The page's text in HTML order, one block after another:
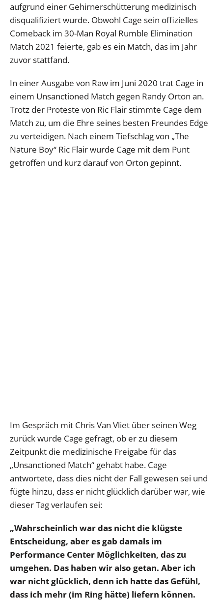
aufgrund einer Gehirnerschütterung medizinisch
disqualifiziert wurde. Obwohl Cage sein offizielles
Comeback im 30-Man Royal Rumble Elimination
Match 2021 feierte, gab es ein Match, das im Jahr
zuvor stattfand.
In einer Ausgabe von Raw im Juni 2020 trat Cage in
einem Unsanctioned Match gegen Randy Orton an.
Trotz der Proteste von Ric Flair stimmte Cage dem
Match zu, um die Ehre seines besten Freundes Edge
zu verteidigen. Nach einem Tiefschlag von „The
Nature Boy“ Ric Flair wurde Cage mit dem Punt
getroffen und kurz darauf von Orton gepinnt.
Im Gespräch mit Chris Van Vliet über seinen Weg
zurück wurde Cage gefragt, ob er zu diesem
Zeitpunkt die medizinische Freigabe für das
„Unsanctioned Match“ gehabt habe. Cage
antwortete, dass dies nicht der Fall gewesen sei und
fügte hinzu, dass er nicht glücklich darüber war, wie
dieser Tag verlaufen sei:
„Wahrscheinlich war das nicht die klügste
Entscheidung, aber es gab damals im
Performance Center Möglichkeiten, das zu
umgehen. Das haben wir also getan. Aber ich
war nicht glücklich, denn ich hatte das Gefühl,
dass ich mehr (im Ring hätte) liefern können.